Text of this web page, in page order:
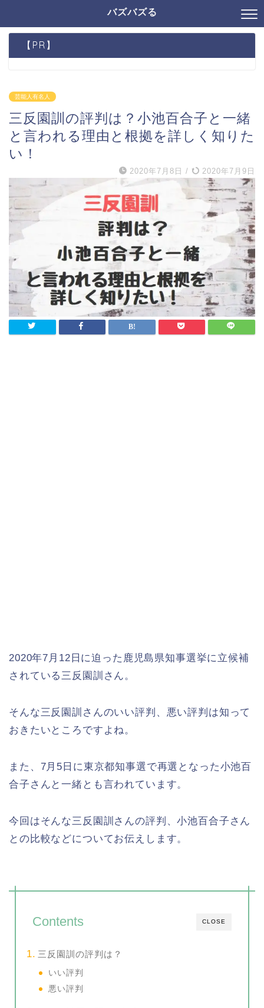
バズバズる
【PR】
芸能人有名人
三反園訓の評判は？小池百合子と一緒
と言われる理由と根拠を詳しく知りた
い！
2020年7月8日 / 2020年7月9日
2020年7月12日に迫った鹿児島県知事選挙に立候補
されている三反園訓さん。
そんな三反園訓さんのいい評判、悪い評判は知って
おきたいところですよね。
また、7月5日に東京都知事選で再選となった小池百
合子さんと一緒とも言われています。
今回はそんな三反園訓さんの評判、小池百合子さん
との比較などについてお伝えします。
CLOSE
Contents
三反園訓の評判は？
いい評判
悪い評判